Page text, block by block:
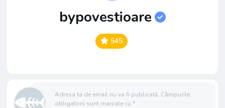
bypovestioare
545
Adresa ta de email nu va fi publicată. Câmpurile
obligatorii sunt marcate cu *